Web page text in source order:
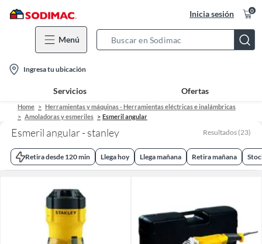
Inicia sesión 0
Menú
Bar
location-
icon
Ingresa tu ubicación
Servicios Ofertas
Home
Herramientas y máquinas - Herramientas eléctricas e inalámbricas
Amoladoras y esmeriles
Esmeril angular
Esmeril angular - stanley Resultados (23)
Retira desde 120 min Llega hoy Llega mañana Retira mañana